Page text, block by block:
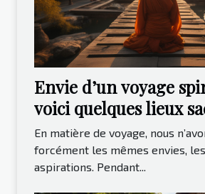
Envie d’un voyage
voici quelques lieux
visiter
En matière de voyage, nous
forcément les mêmes envies,
aspirations. Pendant...